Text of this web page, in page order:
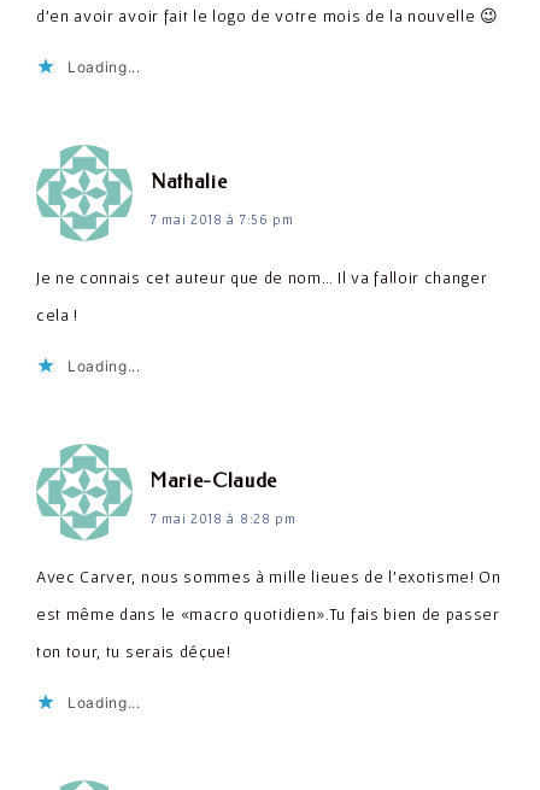
d'en avoir avoir fait le logo de votre mois de la nouvelle 😉
Loading...
Nathaliedit :
7 mai 2018 à 7:56 pm
Je ne connais cet auteur que de nom… Il va falloir changer
cela !
Loading...
Marie-Claudedit :
7 mai 2018 à 8:28 pm
Avec Carver, nous sommes à mille lieues de l'exotisme! On
est même dans le «macro quotidien».Tu fais bien de passer
ton tour, tu serais déçue!
Loading...